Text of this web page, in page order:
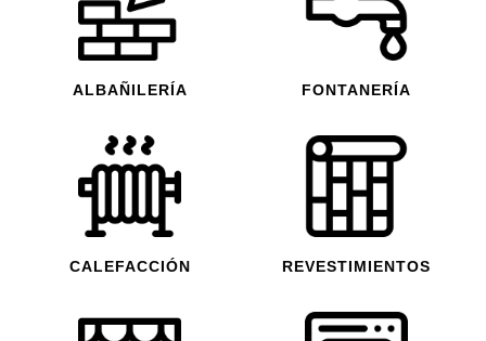
ALBAÑILERÍA
CALEFACCIÓN
FONTANERÍA
REVESTIMIENTOS